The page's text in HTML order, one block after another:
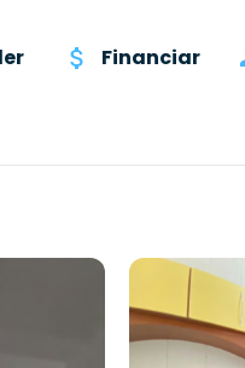
Financiar
R$
83m²•2